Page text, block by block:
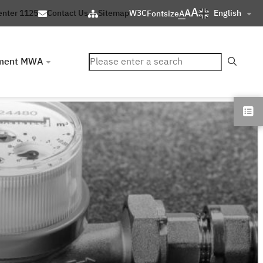
1125 Contact Us SitemapW3CFontsizeAAA English
MWA ค้นหา